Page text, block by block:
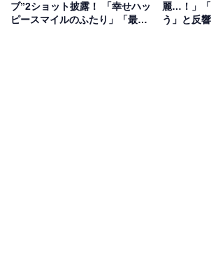
ブ”2ショット披露！ 「幸せハッ
ピースマイルのふたり」「最高
麗…！」
う」と反響